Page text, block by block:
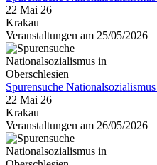
22 Mai 26
Krakau
Veranstaltungen am 25/05/2026
Spurensuche
22 Mai 26
Krakau
Veranstaltungen am 26/05/2026